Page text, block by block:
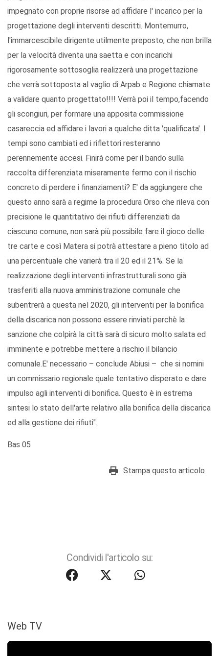
impegnato con proprie risorse ad affidare l' incarico per la
progettazione degli interventi descritti. Montemurro,
l'immarcescibile dirigente utilmente preposto, che non brilla
per la velocità diventa una saetta e con incarichi
rigorosamente sottosoglia realizzerà una progettazione
che verrà sottoposta al vaglio di Arpab e Regione chiamate
a validare quanto progettato!!!! Verrà poi il tempo,facendo
gli scongiuri, per formare una apposita commissione
casareccia ed affidare i lavori a qualche ditta 'qualificata'. I
tempi sono cambiati ed i riflettori resteranno
perennemente accesi. Finirà come per il bando sulla
raccolta differenziata miseramente fermo con il rischio
concreto di perdere i finanziamenti? E' da aggiungere che
questo anno sarà a regime la procedura Orso che rileva con
precisione le quantitativo dei rifiuti differenziati da
ciascuno comune, non sarà più possibile fare il gioco delle
tre carte e così Matera si potrà attestare a pieno titolo ad
una percentuale che varierà tra il 20 ed il 21%. Se la
realizzazione degli interventi infrastrutturali sono già
trasferiti alla nuova amministrazione comunale che
subentrerà a questa nel 2020, gli interventi per la bonifica
della discarica non possono essere rinviati perchè la
sanzione che colpirà la città sarà di sicuro molto salata ed
imminente e potrebbe mettere a rischio il bilancio
comunale.E' necessario – conclude Abiusi – che si nomini
un commissario regionale quale tentativo disperato e dare
impulso agli interventi di bonifica. Questo è in estrema
sintesi lo stato dell'arte relativo alla bonifica della discarica
ed alla gestione dei rifiuti".
Bas 05
Stampa questo articolo
Condividi l'articolo su:
Web TV